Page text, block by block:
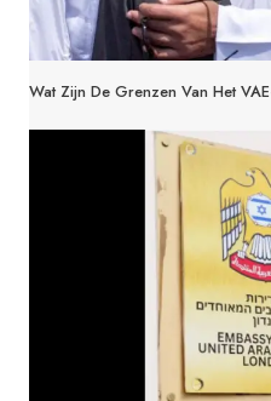
Wat Zijn De Grenzen Van Het